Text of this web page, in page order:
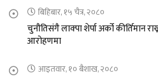
बिहिबार, १५ चैत्र, २०८०
चुनौतिसंगै लाक्पा शेर्पा अर्को कीर्तिमान
आरोहणमा
आइतवार, १० बैशाख, २०८०